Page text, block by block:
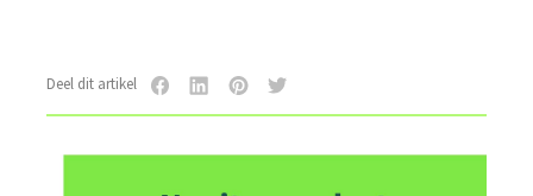
Deel dit artikel